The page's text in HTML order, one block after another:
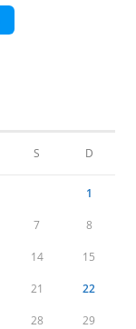
S D
1
7 8
14 15
21 22
28 29